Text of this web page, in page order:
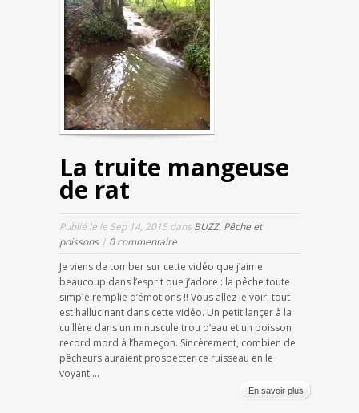
La truite mangeuse
de rat
Publié le le Sep 14, 2015 dans BUZZ, Pêche et
poissons| 0 commentaire
Je viens de tomber sur cette vidéo que j’aime
beaucoup dans l’esprit que j’adore : la pêche toute
simple remplie d’émotions !! Vous allez le voir, tout
est hallucinant dans cette vidéo. Un petit lançer à la
cuillère dans un minuscule trou d’eau et un poisson
record mord à l’hameçon. Sincèrement, combien de
pêcheurs auraient prospecter ce ruisseau en le
voyant....
En savoir plus